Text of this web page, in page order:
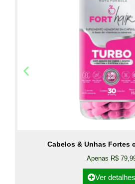
Cabelos & Unhas Fortes
Apenas R$
Ver detalhes